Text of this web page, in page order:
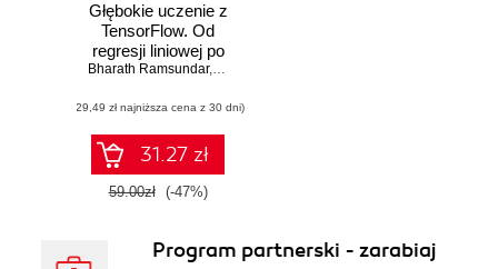
Głębokie uczenie z
TensorFlow. Od
regresji liniowej po
uczenie przez
Bharath Ramsundar, Reza Bosagh Zadeh
(29,49 zł najniższa cena z 30 dni)
31.27 zł
59.00zł (-47%)
Program partnerski - zarabiaj